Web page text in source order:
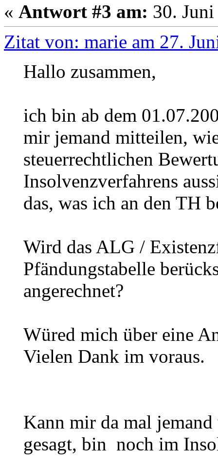
« Antwort #3 am: 30.
Zitat von: marie am 27.
Hallo zusammen,
ich bin ab dem
mir jemand mitteilen,
steuerrechtlichen
Insolvenzverfahrens
das, was ich an den TH
Wird das ALG /
Pfändungstabelle
angerechnet?
Würed mich über eine
Vielen Dank im voraus.
Kann mir da mal
gesagt, bin noch im